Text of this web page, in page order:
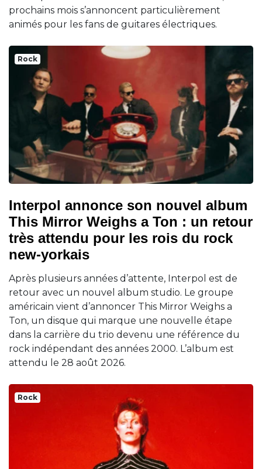
prochains mois s’annoncent particulièrement
animés pour les fans de guitares électriques.
Rock
Interpol annonce son nouvel album
This Mirror Weighs a Ton : un retour
très attendu pour les rois du rock
new-yorkais
Après plusieurs années d’attente, Interpol est de
retour avec un nouvel album studio. Le groupe
américain vient d’annoncer This Mirror Weighs a
Ton, un disque qui marque une nouvelle étape
dans la carrière du trio devenu une référence du
rock indépendant des années 2000. L’album est
attendu le 28 août 2026.
Rock